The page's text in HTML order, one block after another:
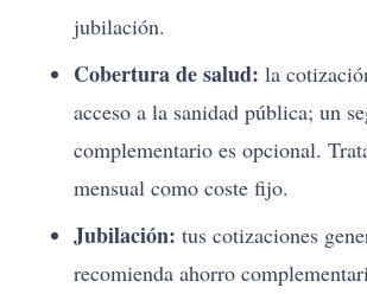
jubilación.
Cobertura de salud: la
acceso a la sanidad pública; un
complementario es opcional.
mensual como coste fijo.
Jubilación: tus cotizaciones
recomienda ahorro